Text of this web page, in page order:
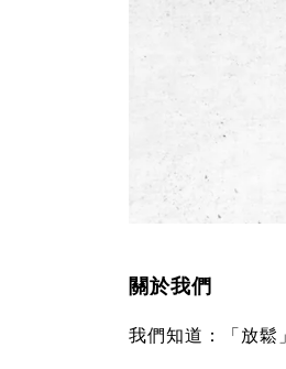
關於我們
我們知道：「放鬆